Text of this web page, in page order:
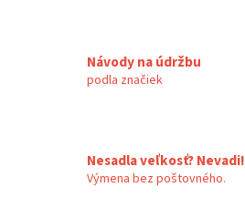
Návody na údržbu
podla značiek
Nesadla veľkosť? Nevadi!
Výmena bez poštovného.